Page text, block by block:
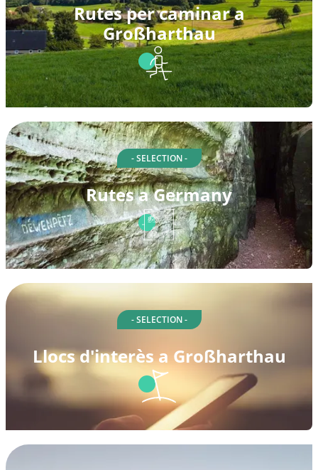
Rutes per caminar a
Großharthau
- SELECTION -
Rutes a Germany
- SELECTION -
Llocs d'interès a Großharthau